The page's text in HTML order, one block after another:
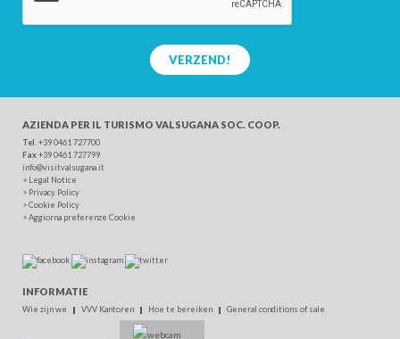
VERZEND!
AZIENDA PER IL TURISMO VALSUGANA SOC. COOP.
Tel . +39 0461 727700
Fax+39 0461 727799
info@visitvalsugana.it
> Legal Notice
> Privacy Policy
>Cookie Policy
>Aggiorna preferenze Cookie
INFORMATIE
Wie zijn we VVV Kantoren Hoe te bereiken General conditions of sale